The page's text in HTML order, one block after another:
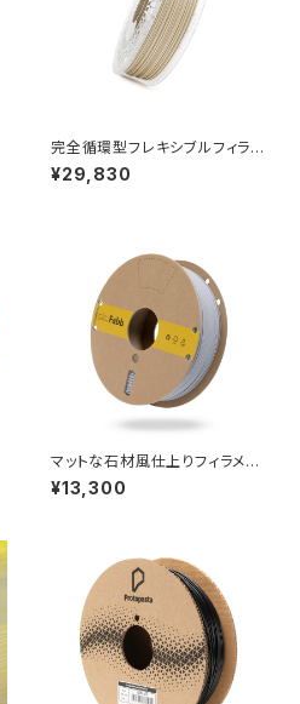
完全循環型フレキシブルフィラメ
ント『Balena Filaflex』
¥29,830
マットな石材風仕上りフィラメン
ト『StoneFill』
¥13,300